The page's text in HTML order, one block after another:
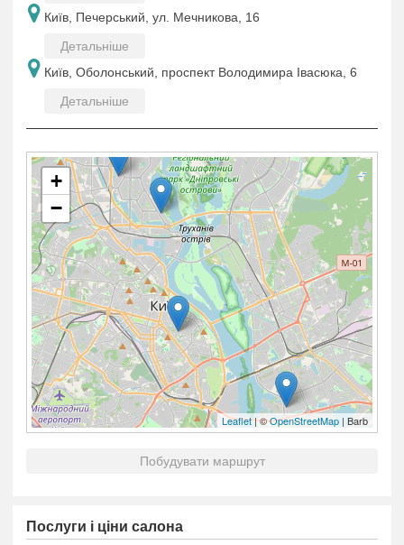
Київ, Печерський, ул. Мечникова, 16
Детальніше
Київ, Оболонський, проспект Володимира Івасюка, 6
Детальніше
+
−
Leaflet| ©OpenStreetMap | Barb
Побудувати маршрут
Послуги і ціни салона